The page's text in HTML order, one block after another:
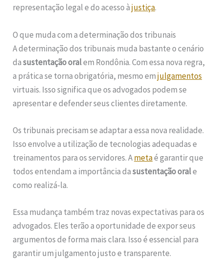
representação legal e do acesso àjustiça.
O que muda com a determinação dos tribunais
A determinação dos tribunais muda bastante o cenário
dasustentação oralem Rondônia. Com essa nova regra,
a prática se torna obrigatória, mesmo emjulgamentos
virtuais. Isso significa que os advogados podem se
apresentar e defender seus clientes diretamente.
Os tribunais precisam se adaptar a essa nova realidade.
Isso envolve a utilização de tecnologias adequadas e
treinamentos para os servidores. Ametaé garantir que
todos entendam a importância dasustentação orale
como realizá-la.
Essa mudança também traz novas expectativas para os
advogados. Eles terão a oportunidade de expor seus
argumentos de forma mais clara. Isso é essencial para
garantir um julgamento justo e transparente.